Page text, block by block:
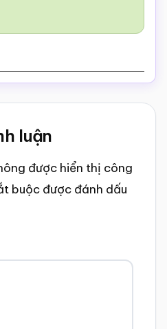
luận
được hiển thị công
buộc được đánh dấu